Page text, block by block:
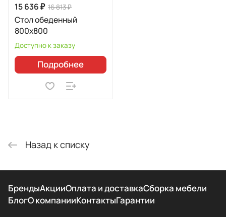
15 636 ₽ 16 813 ₽
Стол обеденный
800х800
Доступно к заказу
Подробнее
Назад к списку
БрендыАкцииОплата и доставкаСборка мебели
БлогО компанииКонтактыГарантии